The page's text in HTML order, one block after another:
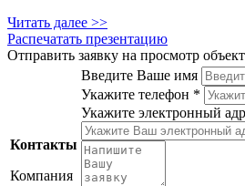
Читать далее >>
Распечатать презентацию
Отправить заявку на просмотр
Контакты
Компания
Введите Ваше имя
Укажите телефон *
Укажите электронный